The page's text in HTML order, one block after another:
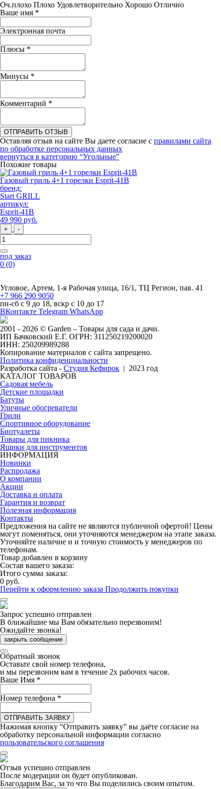
Оч.плохо Плохо Удовлетворительно Хорошо Отлично
Ваше имя *
Электронная почта
Плюсы *
Минусы *
Комментарий *
ОТПРАВИТЬ ОТЗЫВ
Оставляя отзыв на сайте Вы даете согласие с правилами сайта
по обработке персональных данных
вернуться в категорию “Угольные”
Похожие товары
Газовый гриль 4+1 горелки Esprit-41B
бренд:
Start GRILL
артикул:
Esprit-41B
49 990 руб.
+ -
под заказ
0 (0)
Угловое, Артем, ​1-я Рабочая улица, 16/1, ТЦ Регион, пав. 41
+7 966 290 9050
пн-сб с 9 до 18, вскр с 10 до 17
ВКонтакте Telegram WhatsApp
2001 - 2026 © Garden – Товары для сада и дачи.
ИП Бачковский Е.Г. ОГРН: 311250219200020
ИНН: 250209989288
Копирование материалов с сайта запрещено.
Политика конфиденциальности
Разработка сайта - Студия Кефирок | 2023 год
КАТАЛОГ ТОВАРОВ
Садовая мебель
Детские площадки
Батуты
Уличные обогреватели
Грили
Спортивное оборудование
Биотуалеты
Товары для пикника
Ящики для инструментов
ИНФОРМАЦИЯ
Новинки
Распродажа
О компании
Акции
Доставка и оплата
Гарантия и возврат
Полезная информация
Контакты
Предложения на сайте не являются публичной офертой! Цены
могут поменяться, они уточняются менеджером на этапе заказа.
Уточняйте наличие и и точную стоимость у менеджеров по
телефонам.
Товар добавлен в корзину
Состав вашего заказа:
Итого сумма заказа:
0 руб.
Перейти к оформлению заказа Продолжить покупки
Запрос успешно отправлен
В ближайшие мы Вам обязательно перезвоним!
Ожидайте звонка!
закрыть сообщение
Обратный звонок
Оставьте свой номер телефона,
и мы перезвоним вам в течение 2х рабочих часов.
Ваше Имя *
Номер телефона *
ОТПРАВИТЬ ЗАЯВКУ
Нажимая кнопку “Отправить заявку” вы даёте согласие на
обработку персональной информации согласно
пользовательского соглашения
Отзыв успешно отправлен
После модерации он будет опубликован.
Благодарим Вас, за то что Вы поделились своим опытом.